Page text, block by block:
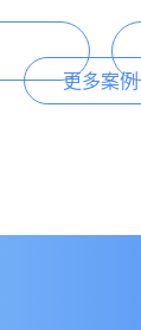
更多案例